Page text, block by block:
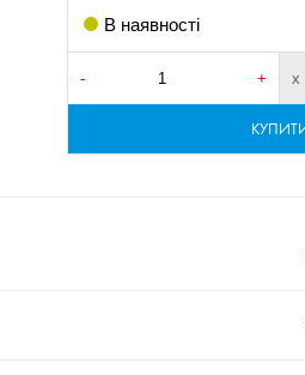
В наявності
- + х